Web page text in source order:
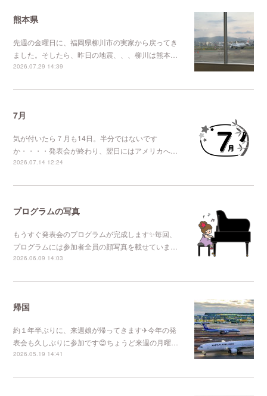
熊本県
先週の金曜日に、福岡県柳川市の実家から戻ってき
ました。そしたら、昨日の地震、、、柳川は熊本…
2026.07.29 14:39
7月
気が付いたら７月も14日。半分ではないです
か・・・・発表会が終わり、翌日にはアメリカへ…
2026.07.14 12:24
プログラムの写真
もうすぐ発表会のプログラムが完成します✨毎回、
プログラムには参加者全員の顔写真を載せていま…
2026.06.09 14:03
帰国
約１年半ぶりに、来週娘が帰ってきます✈今年の発
表会も久しぶりに参加です😊ちょうど来週の月曜…
2026.05.19 14:41